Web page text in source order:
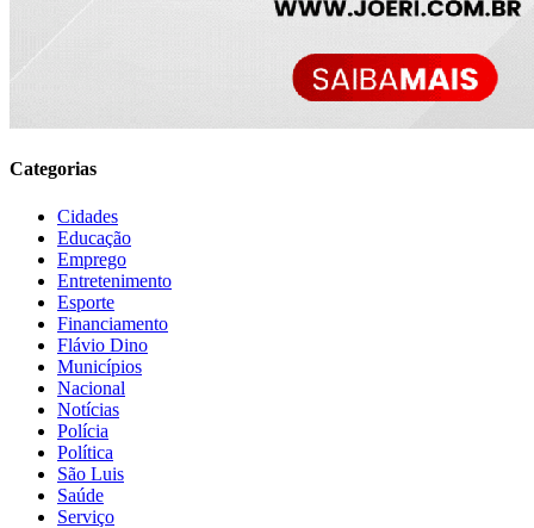
Categorias
Cidades
Educação
Emprego
Entretenimento
Esporte
Financiamento
Flávio Dino
Municípios
Nacional
Notícias
Polícia
Política
São Luis
Saúde
Serviço